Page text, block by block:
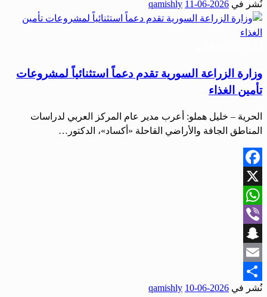
Share
نُشر في 2026-06-11
qamishly
وزارة الزراعة السورية تقدم دعماً استثنائياً لمشروعات
تأمين الغذاء
الحرية – خليل هملو: أعرب مدير عام المركز العربي لدراسات
المناطق الجافة والأراضي القاحلة «أكساد»، الدكتور…
Facebook
X
WhatsApp
Viber
Snapchat
Email
Share
نُشر في 2026-06-10
qamishly